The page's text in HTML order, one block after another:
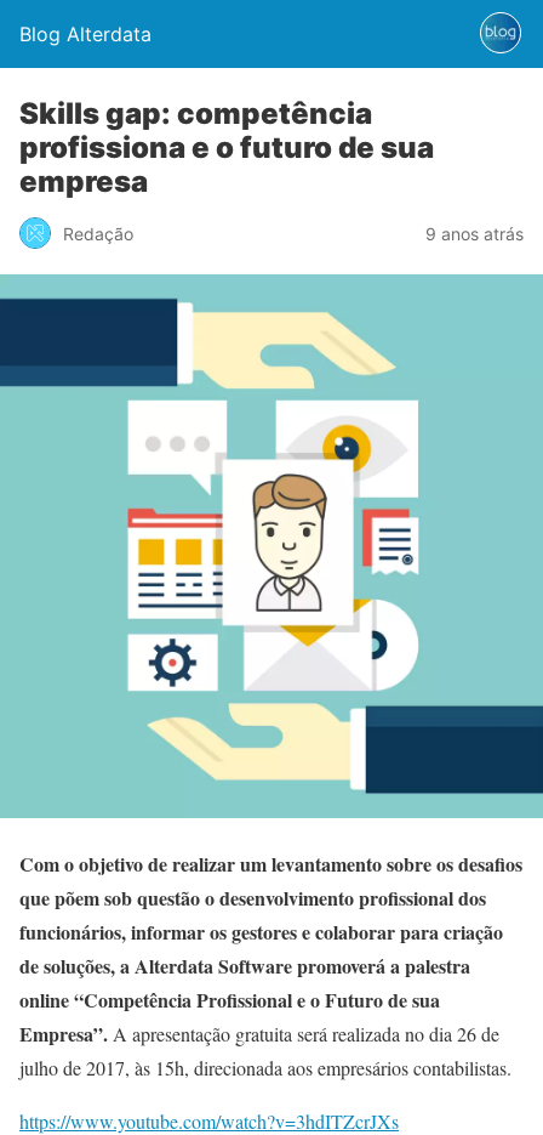
Blog Alterdata
Skills gap: competência
profissiona e o futuro de sua
empresa
Redação 9 anos atrás
Com o objetivo de realizar um levantamento sobre os desafios
que põem sob questão o desenvolvimento profissional dos
funcionários, informar os gestores e colaborar para criação
de soluções, a Alterdata Software promoverá a palestra
online “Competência Profissional e o Futuro de sua
Empresa”. A apresentação gratuita será realizada no dia 26 de
julho de 2017, às 15h, direcionada aos empresários contabilistas.
https://www.youtube.com/watch?v=3hdITZcrJXs